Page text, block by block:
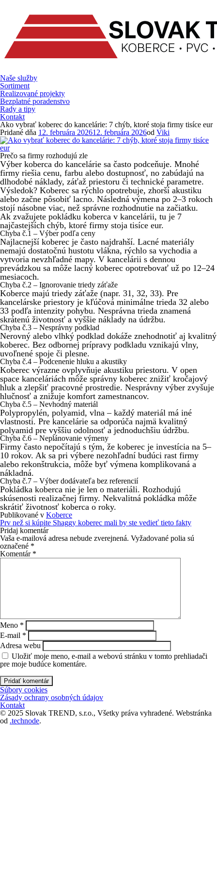
Naše služby
Sortiment
Realizované projekty
Bezplatné poradenstvo
Rady a tipy
Kontakt
Ako vybrať koberec do kancelárie: 7 chýb, ktoré stoja firmy tisíce eur
Pridané dňa 12. februára 202612. februára 2026od Viki
Prečo sa firmy rozhodujú zle
Výber koberca do kancelárie sa často podceňuje. Mnohé
firmy riešia cenu, farbu alebo dostupnosť, no zabúdajú na
dlhodobé náklady, záťaž priestoru či technické parametre.
Výsledok? Koberec sa rýchlo opotrebuje, zhorší akustiku
alebo začne pôsobiť lacno. Následná výmena po 2–3 rokoch
stojí násobne viac, než správne rozhodnutie na začiatku.
Ak zvažujete pokládku koberca v kancelárii, tu je 7
najčastejších chýb, ktoré firmy stoja tisíce eur.
Chyba č.1 – Výber podľa ceny
Najlacnejší koberec je často najdrahší. Lacné materiály
nemajú dostatočnú hustotu vlákna, rýchlo sa vychodia a
vytvoria nevzhľadné mapy. V kancelárii s dennou
prevádzkou sa môže lacný koberec opotrebovať už po 12–24
mesiacoch.
Chyba č.2 – Ignorovanie triedy záťaže
Koberce majú triedy záťaže (napr. 31, 32, 33). Pre
kancelárske priestory je kľúčová minimálne trieda 32 alebo
33 podľa intenzity pohybu. Nesprávna trieda znamená
skrátenú životnosť a vyššie náklady na údržbu.
Chyba č.3 – Nesprávny podklad
Nerovný alebo vlhký podklad dokáže znehodnotiť aj kvalitný
koberec. Bez odbornej prípravy podkladu vznikajú vlny,
uvoľnené spoje či plesne.
Chyba č.4 – Podcenenie hluku a akustiky
Koberec výrazne ovplyvňuje akustiku priestoru. V open
space kanceláriách môže správny koberec znižiť kročajový
hluk a zlepšiť pracovné prostredie. Nesprávny výber zvyšuje
hlučnosť a znižuje komfort zamestnancov.
Chyba č.5 – Nevhodný materiál
Polypropylén, polyamid, vlna – každý materiál má iné
vlastnosti. Pre kancelárie sa odporúča najmä kvalitný
polyamid pre vyššiu odolnosť a jednoduchšiu údržbu.
Chyba č.6 – Neplánovanie výmeny
Firmy často nepočítajú s tým, že koberec je investícia na 5–
10 rokov. Ak sa pri výbere nezohľadní budúci rast firmy
alebo rekonštrukcia, môže byť výmena komplikovaná a
nákladná.
Chyba č.7 – Výber dodávateľa bez referencií
Pokládka koberca nie je len o materiáli. Rozhodujú
skúsenosti realizačnej firmy. Nekvalitná pokládka môže
skrátiť životnosť koberca o roky.
Publikované v Koberce
Navigácia
v
článku
Prv než si kúpite Shaggy koberec mali by ste vedieť tieto fakty
Pridaj komentár
Vaša e-mailová adresa nebude zverejnená. Vyžadované polia sú
označené *
Komentár *
Meno *
E-mail *
Adresa webu
Uložiť moje meno, e-mail a webovú stránku v tomto prehliadači
pre moje budúce komentáre.
Súbory cookies
Zásady ochrany osobných údajov
Kontakt
© 2025 Slovak TREND, s.r.o., Všetky práva vyhradené. Webstránka
od .technode.